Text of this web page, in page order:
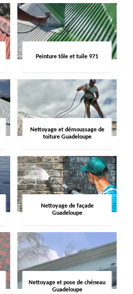
Peinture tôle et tuile 971
Nettoyage et démoussage de
toiture Guadeloupe
Nettoyage de façade
Guadeloupe
Nettoyage et pose de chéneau
Guadeloupe